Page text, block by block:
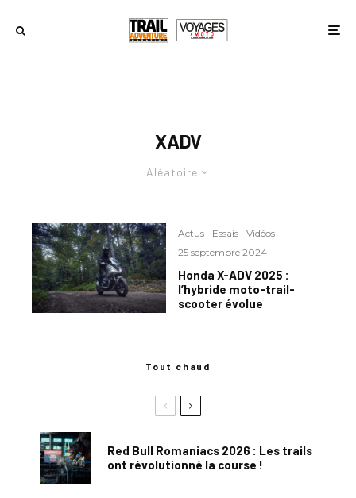
XADV
Aléatoire
Actus Essais Vidéos ·
25 septembre 2024
Honda X-ADV 2025 :
l’hybride moto-trail-
scooter évolue
Tout chaud
Red Bull Romaniacs 2026 : Les trails
ont révolutionné la course !